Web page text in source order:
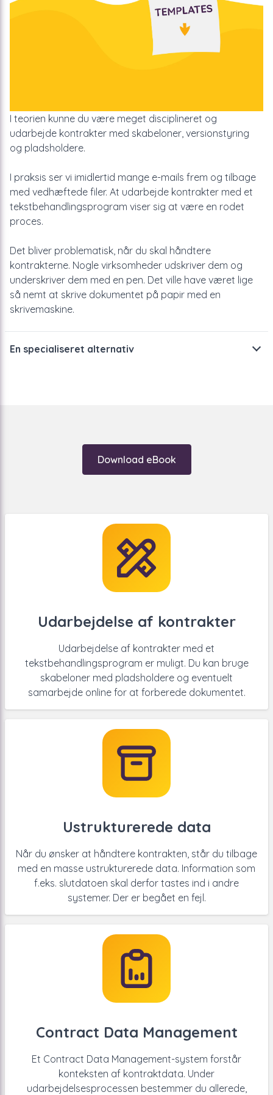
I teorien kunne du være meget disciplineret og
udarbejde kontrakter med skabeloner, versionstyring
og pladsholdere.
I praksis ser vi imidlertid mange e-mails frem og tilbage
med vedhæftede filer. At udarbejde kontrakter med et
tekstbehandlingsprogram viser sig at være en rodet
proces.
Det bliver problematisk, når du skal håndtere
kontrakterne. Nogle virksomheder udskriver dem og
underskriver dem med en pen. Det ville have været lige
så nemt at skrive dokumentet på papir med en
skrivemaskine.
En specialiseret alternativ
Download eBook
Udarbejdelse af kontrakter
Udarbejdelse af kontrakter med et
tekstbehandlingsprogram er muligt. Du kan bruge
skabeloner med pladsholdere og eventuelt
samarbejde online for at forberede dokumentet.
Ustrukturerede data
Når du ønsker at håndtere kontrakten, står du tilbage
med en masse ustrukturerede data. Information som
f.eks. slutdatoen skal derfor tastes ind i andre
systemer. Der er begået en fejl.
Contract Data Management
Et Contract Data Management-system forstår
konteksten af kontraktdata. Under
udarbejdelsesprocessen bestemmer du allerede,